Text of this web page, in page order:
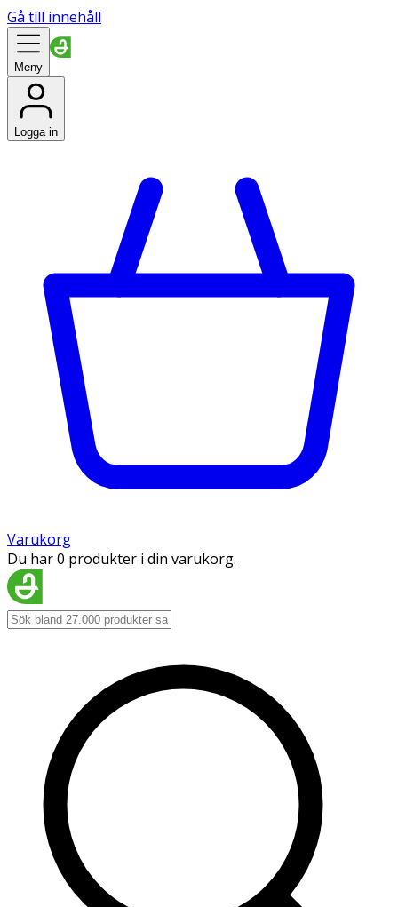
Gå till innehåll
Meny
Logga in
Varukorg
Du har 0 produkter i din varukorg.